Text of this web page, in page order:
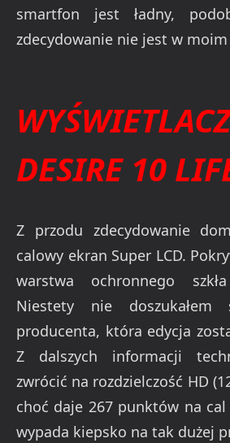
smartfon jest ładny,
zdecydowanie nie jest w
DESIRE 10
Z przodu zdecydowanie
calowy ekran Super LCD.
warstwa ochronnego
Niestety nie
producenta, która edycja
Z dalszych informacji
zwrócić na rozdzielczość HD
choć daje 267 punktów na
wypada kiepsko na tak dużej